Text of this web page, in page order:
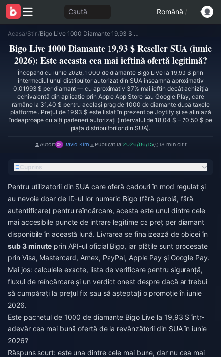
Caută Română /
Acasă/Știri/ Bigo Live 1000 Diamante 19,93 $ Reseller SUA (iunie 2026): Este aceasta cea mai ieftină ofertă legitimă?
Bigo Live 1000 Diamante 19,93 $ Reseller SUA (iunie
2026): Este aceasta cea mai ieftină ofertă legitimă?
Începând cu iunie 2026, 1000 de diamante Bigo Live la 19,93 $ prin
intermediul unui distribuitor autorizat din SUA înseamnă aproximativ
0,01993 $ per diamant — cu aproximativ 37% mai ieftin decât achiziția
echivalentă din aplicație prin Apple App Store sau Google Play, care
rămâne la 31,40 $ pentru același prag de 1000 de diamante după taxele
platformei. Prețul de 19,93 $ este listat în prezent pe Joytify și se aliniază
îndeaproape cu alți parteneri autorizați (intervalul de 18,04 $ – 20,50 $ pe
piața distribuitorilor din SUA).
Autor: David Kim Publicat la:2026/06/15 18 min citit
Cuprins
Pentru utilizatorii din SUA care oferă cadouri în mod regulat și
au nevoie doar de ID-ul lor numeric Bigo (fără parolă, fără
autentificare) pentru reîncărcare, acesta este unul dintre cele
mai accesibile puncte de intrare legitime ca preț per diamant
disponibile în această lună. Livrarea se finalizează de obicei în
sub 3 minute prin API-ul oficial Bigo, iar plățile sunt procesate
prin Visa, Mastercard, Amex, PayPal, Apple Pay și Google Pay.
Mai jos: calculele exacte, lista de verificare pentru siguranță,
fluxul de reîncărcare și un verdict onest despre dacă ar trebui
să cumpărați la prețul fix sau să așteptați o promoție în iunie
2026.
Este pachetul de 1000 de diamante Bigo Live la 19,93 $ într-
adevăr cea mai bună ofertă de la revânzătorii din SUA în iunie
2026?
Răspuns scurt: este una dintre cele mai bune, dar nu cea mai